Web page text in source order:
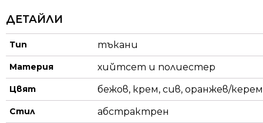
ДЕТАЙЛИ
Тип тъкани
Материя хийтсет и полиестeр
Цвят бежов, крем, сив, оранжев/
Стил абстрактрен